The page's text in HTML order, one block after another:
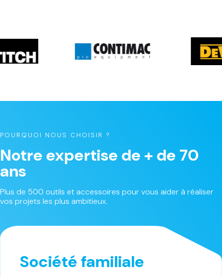
POURQUOI NOUS CHOISIR ?
Notre expertise de + de 70
ans
Plus de 500 outils et accessoires pour vous aider à réaliser
vos projets les plus ambitieux.
Société familiale